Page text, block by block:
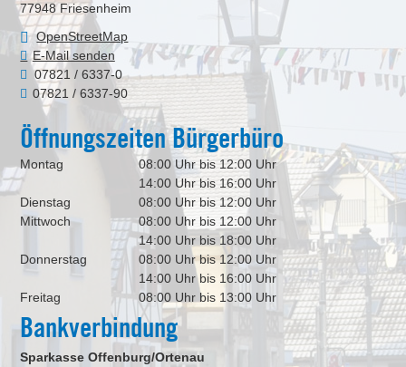
77948 Friesenheim
OpenStreetMap
E-Mail senden
07821 / 6337-0
07821 / 6337-90
Öffnungszeiten Bürgerbüro
Montag
08:00 Uhr bis 12:00 Uhr
14:00 Uhr bis 16:00 Uhr
Dienstag
08:00 Uhr bis 12:00 Uhr
Mittwoch
08:00 Uhr bis 12:00 Uhr
14:00 Uhr bis 18:00 Uhr
Donnerstag
08:00 Uhr bis 12:00 Uhr
14:00 Uhr bis 16:00 Uhr
Freitag
08:00 Uhr bis 13:00 Uhr
Bankverbindung
Sparkasse Offenburg/Ortenau